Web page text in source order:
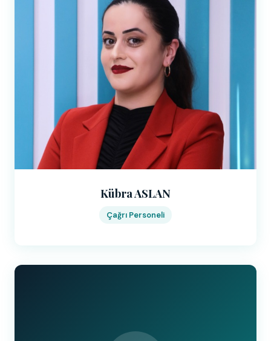
Kübra ASLAN
Çağrı Personeli